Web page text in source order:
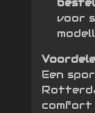
voor
Een
comfort